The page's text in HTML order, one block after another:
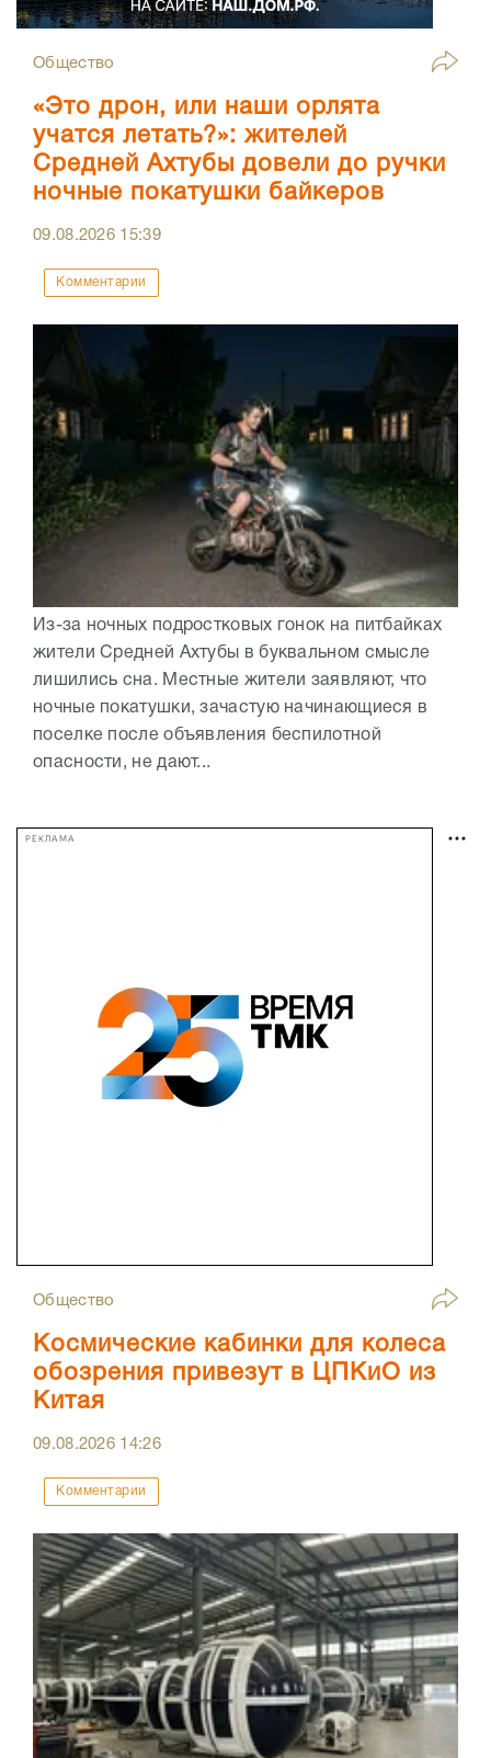
Общество
«Это дрон, или наши орлята
учатся летать?»: жителей
Средней Ахтубы довели до ручки
ночные покатушки байкеров
09.08.2026 15:39
Комментарии
Из-за ночных подростковых гонок на питбайках
жители Средней Ахтубы в буквальном смысле
лишились сна. Местные жители заявляют, что
ночные покатушки, зачастую начинающиеся в
поселке после объявления беспилотной
опасности, не дают...
РЕКЛАМА
Общество
Космические кабинки для колеса
обозрения привезут в ЦПКиО из
Китая
09.08.2026 14:26
Комментарии